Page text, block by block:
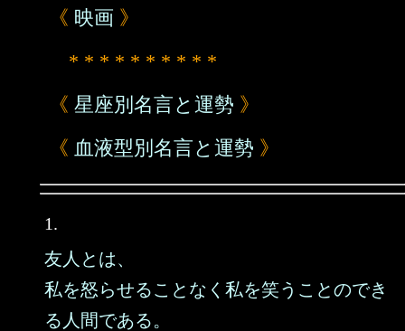
《 映画 》
* * * * * * * * * *
《 星座別名言と運勢 》
《 血液型別名言と運勢 》
1.
友人とは、
私を怒らせることなく私を笑うことのでき
る人間である。